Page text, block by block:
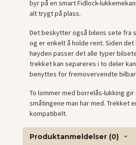
byr på en smart Fidlock-
alt trygt på plass.
Det beskytter også bilens sete fra
og er enkelt å holde rent. Siden det
høyden passer det alle typer
trekket kan separeres i to deler
benyttes for fremovervendte
To lommer med borrelås-lukking
småtingene man har med. Trekket
kompatibelt.
Produktanmeldelser (0)